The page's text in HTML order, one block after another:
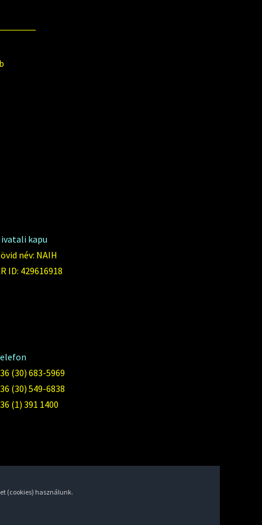
kapu
név: NAIH
ID: 429616918
(30) 683-5969
(30) 549-6838
(1) 391 1400
(cookies) használunk.